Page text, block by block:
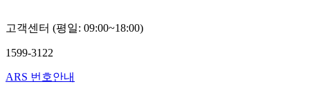
고객센터 (평일: 09:00~18:00)
1599-3122
ARS 번호안내